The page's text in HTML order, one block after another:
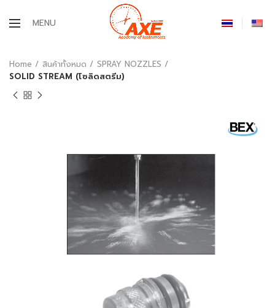
MENU
Home สินค้าทั้งหมด
SPRAY NOZZLES
SOLID STREAM (โซลิดสตรีม)